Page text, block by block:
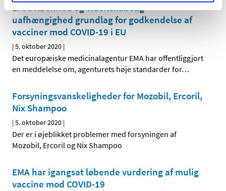
EMA: Åbenhed og videnskabelig
uafhængighed grundlag for godkendelse af
vacciner mod COVID-19 i EU
| 5. oktober 2020 |
Det europæiske medicinalagentur EMA har offentliggjort
en meddelelse om, agenturets høje standarder for…
Forsyningsvanskeligheder for Mozobil, Ercoril,
Nix Shampoo
|5. oktober 2020 |
Der er i øjeblikket problemer med forsyningen af
Mozobil, Ercoril og Nix Shampoo
EMA har igangsat løbende vurdering af mulig
vaccine mod COVID-19